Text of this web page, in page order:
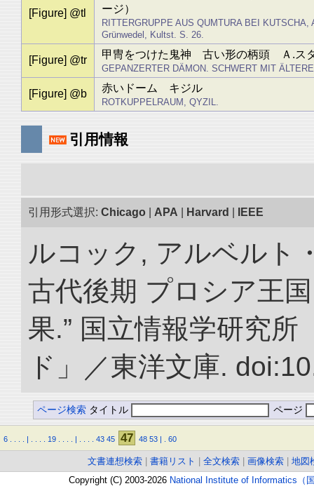
[Figure] @tl
ージ）
RITTERGRUPPE AUS QUMTURA BEI
Grünwedel, Kultst. S. 26.
[Figure] @tr 甲冑をつけた鬼神 古い形の柄頭 Ａ.ス
GEPANZERTER DÄMON. SCHWERT MIT
[Figure] @b 赤いドーム キジル
ROTKUPPELRAUM, QYZIL.
引用情報
引用形式選択: Chicago APA Harvard IEEE
ルコック, アルベルト
古代後期 プロシア王
果.” 国立情報学研究
ド」／東洋文庫.
ページ検索 タイトル ページ
6 | 19 | 43 45 47 48 53 | 60
文書連想検索 書籍リスト 全文検索 画像検索
地図
Copyright (C) 2003-2026 National Institute of Informatics（